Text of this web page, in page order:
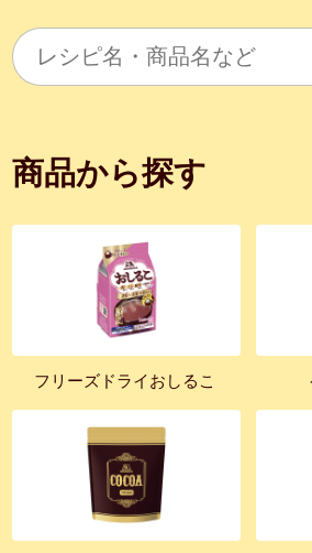
商品から探す
フリーズドライおしるこ